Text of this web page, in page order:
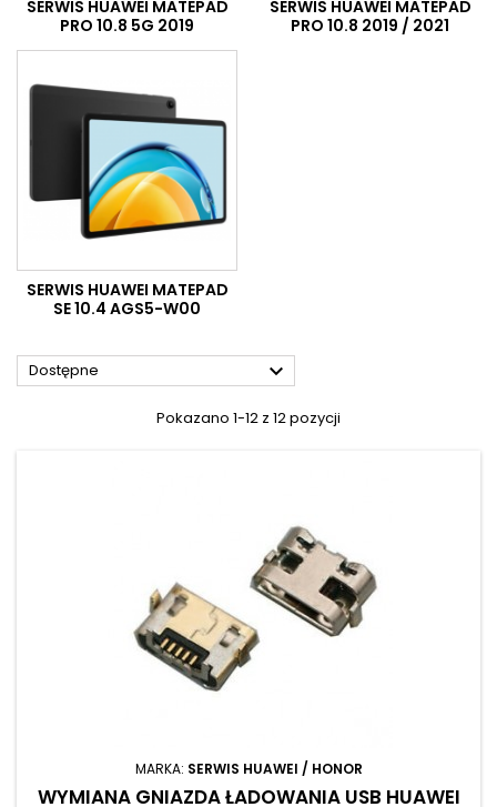
SERWIS HUAWEI MATEPAD
PRO 10.8 5G 2019
SERWIS HUAWEI MATEPAD
PRO 10.8 2019 / 2021
SERWIS HUAWEI MATEPAD
SE 10.4 AGS5-W00
Dostępne 
Pokazano 1-12 z 12 pozycji
MARKA: SERWIS HUAWEI / HONOR
WYMIANA GNIAZDA ŁADOWANIA USB HUAWEI